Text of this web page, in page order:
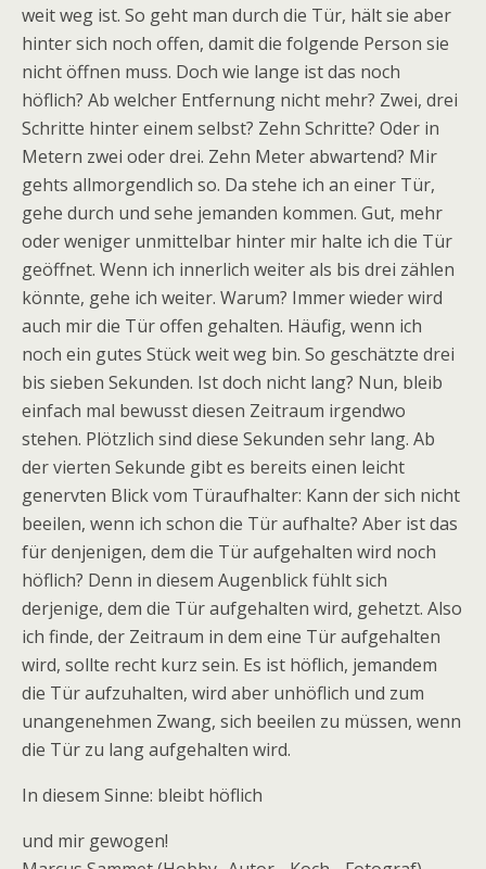
weit weg ist. So geht man durch die Tür, hält sie aber
hinter sich noch offen, damit die folgende Person sie
nicht öffnen muss. Doch wie lange ist das noch
höflich? Ab welcher Entfernung nicht mehr? Zwei, drei
Schritte hinter einem selbst? Zehn Schritte? Oder in
Metern zwei oder drei. Zehn Meter abwartend? Mir
gehts allmorgendlich so. Da stehe ich an einer Tür,
gehe durch und sehe jemanden kommen. Gut, mehr
oder weniger unmittelbar hinter mir halte ich die Tür
geöffnet. Wenn ich innerlich weiter als bis drei zählen
könnte, gehe ich weiter. Warum? Immer wieder wird
auch mir die Tür offen gehalten. Häufig, wenn ich
noch ein gutes Stück weit weg bin. So geschätzte drei
bis sieben Sekunden. Ist doch nicht lang? Nun, bleib
einfach mal bewusst diesen Zeitraum irgendwo
stehen. Plötzlich sind diese Sekunden sehr lang. Ab
der vierten Sekunde gibt es bereits einen leicht
genervten Blick vom Türaufhalter: Kann der sich nicht
beeilen, wenn ich schon die Tür aufhalte? Aber ist das
für denjenigen, dem die Tür aufgehalten wird noch
höflich? Denn in diesem Augenblick fühlt sich
derjenige, dem die Tür aufgehalten wird, gehetzt. Also
ich finde, der Zeitraum in dem eine Tür aufgehalten
wird, sollte recht kurz sein. Es ist höflich, jemandem
die Tür aufzuhalten, wird aber unhöflich und zum
unangenehmen Zwang, sich beeilen zu müssen, wenn
die Tür zu lang aufgehalten wird.
In diesem Sinne: bleibt höflich
und mir gewogen!